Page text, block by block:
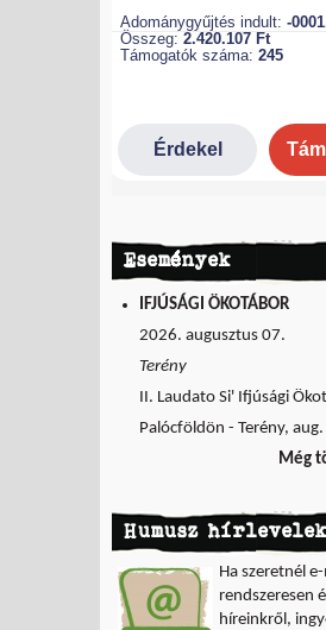
Események
IFJÚSÁGI ÖKOTÁBOR
2026. augusztus 07.
Terény
II. Laudato Si' Ifjúsági
Palócföldön - Terény,
Még
Humusz hírlevelek
Ha szeretnél
rendszeresen
híreinkről,